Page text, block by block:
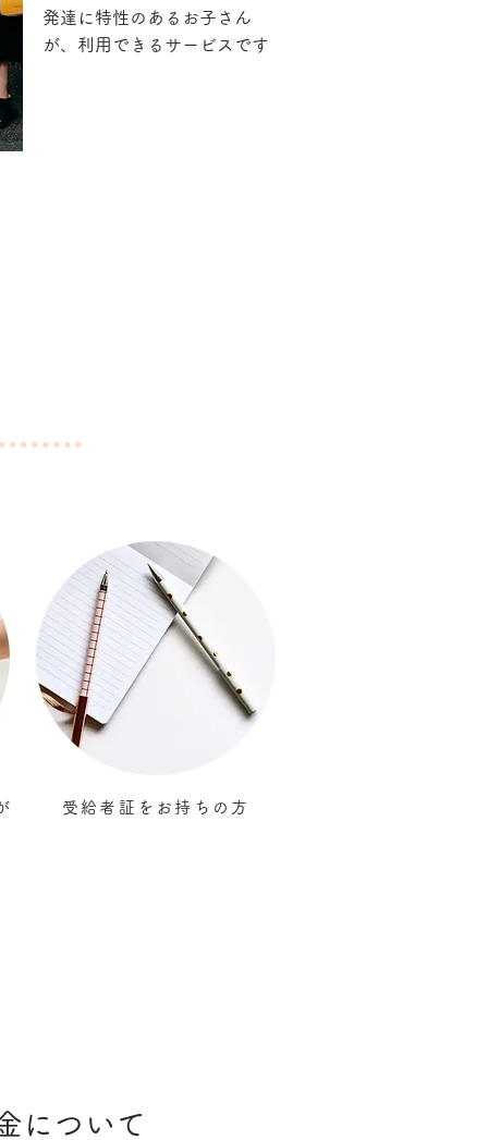
発達に特性のあるお子さん
が、利用できるサービスです
受給者証をお持ちの方
について